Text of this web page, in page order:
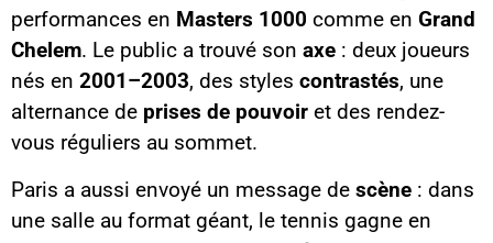
performances en Masters 1000 comme en Grand
Chelem. Le public a trouvé son axe : deux joueurs
nés en 2001–2003, des styles contrastés, une
alternance de prises de pouvoir et des rendez-
vous réguliers au sommet.
Paris a aussi envoyé un message de scène : dans
une salle au format géant, le tennis gagne en